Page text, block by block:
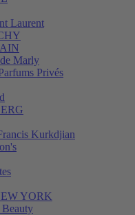
Laurent
Marly
Privés
Kurkdjian
YORK
Beauty